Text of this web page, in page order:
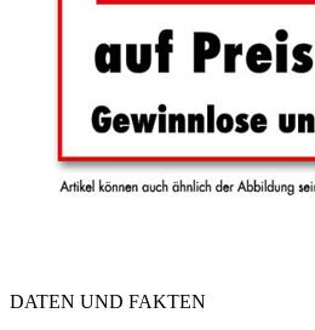
DATEN UND FAKTEN